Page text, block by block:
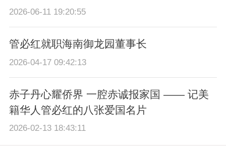
2026-06-11 19:20:55
管必红就职海南御龙园董事长
2026-04-17 09:42:13
赤子丹心耀侨界 一腔赤诚报家国 —— 记美
籍华人管必红的八张爱国名片
2026-02-13 18:43:11